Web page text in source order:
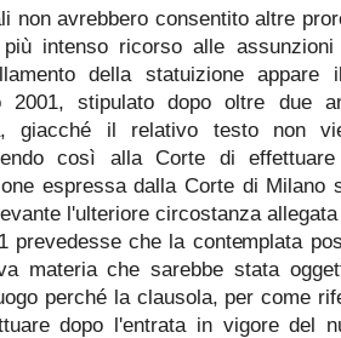
non avrebbero consentito altre
intenso ricorso alle
della statuizione
2001, stipulato dopo oltre due
giacché il relativo testo non
così alla Corte di
espressa dalla Corte di Milano
l'ulteriore circostanza
prevedesse che la contemplata
materia che sarebbe stata
perché la clausola, per come
dopo l'entrata in vigore del